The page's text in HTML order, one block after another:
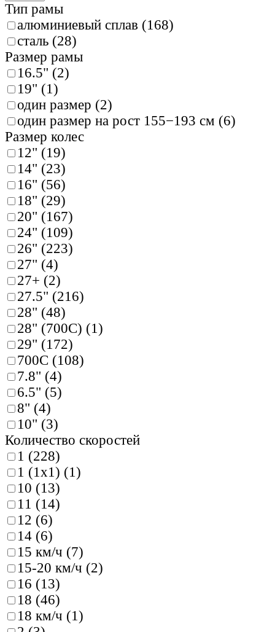
Тип рамы
алюминиевый сплав (168)
сталь (28)
Размер рамы
16.5" (2)
19" (1 )
один размер (2)
один размер на рост 155−193 см (6)
Размер колес
12" (19)
14" (23)
16" (56)
18" (29)
20" (167)
24" (109)
26" (223)
27" (4)
27+ (2)
27.5" (216)
28" (48)
28" (700C) (1 )
29" (172)
700C (108)
7.8" (4)
6.5" (5)
8" (4)
10" (3)
Количество скоростей
1 (228)
1 (1x1) (1 )
10 (13)
11 (14)
12 (6)
14 (6)
15 км/ч (7)
15-20 км/ч (2)
16 (13)
18 (46)
18 км/ч (1 )